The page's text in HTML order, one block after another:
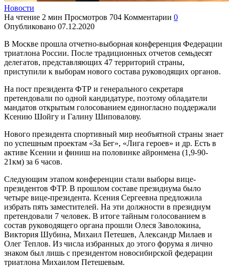
Новости
На чтение 2 мин Просмотров 704 Комментарии 0
Опубликовано 07.12.2020
В Москве прошла отчетно-выборная конференция Федерации
триатлона России. После традиционных отчетов семьдесят
делегатов, представляющих 47 территорий страны,
приступили к выборам нового состава руководящих органов.
На пост президента ФТР и генерального секретаря
претендовали по одной кандидатуре, поэтому обладатели
мандатов открытым голосованием единогласно поддержали
Ксению Шойгу и Галину Шиповалову.
Нового президента спортивный мир необъятной страны знает
по успешным проектам «За Бег», «Лига героев» и др. Есть в
активе Ксении и финиш на половинке айронмена (1,9-90-
21км) за 6 часов.
Следующим этапом конференции стали выборы вице-
президентов ФТР. В прошлом составе президиума было
четыре вице-президента. Ксения Сергеевна предложила
избрать пять заместителей. На эти должности в президиум
претендовали 7 человек. В итоге тайным голосованием в
состав руководящего органа прошли Олеся Заволокина,
Виктория Шубина, Михаил Петешев, Александр Милаев и
Олег Теплов. Из числа избранных до этого форума я лично
знаком был лишь с президентом новосибирской федерации
триатлона Михаилом Петешевым.